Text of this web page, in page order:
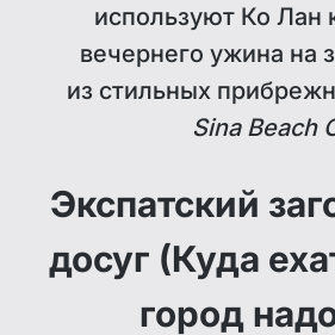
используют Ко Лан
вечернего ужина на
из стильных
Sina Beach
Экспатский
досуг (Куда
город